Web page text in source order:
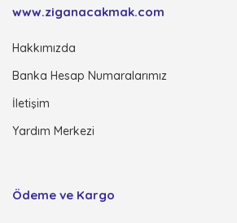
www.ziganacakmak.com
Hakkımızda
Banka Hesap Numaralarımız
İletişim
Yardım Merkezi
Ödeme ve Kargo